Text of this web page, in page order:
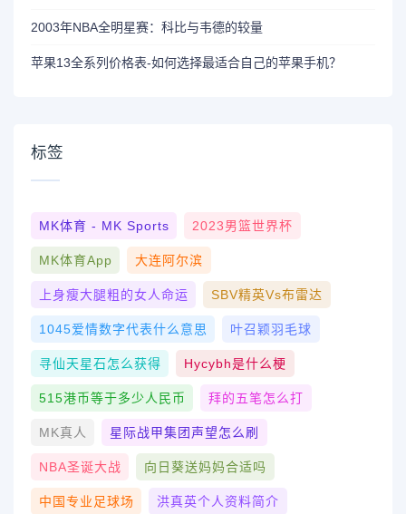
2003年NBA全明星赛：科比与韦德的较量
苹果13全系列价格表-如何选择最适合自己的苹果手机？
标签
MK体育 - MK Sports 2023男篮世界杯
MK体育App 大连阿尔滨
上身瘦大腿粗的女人命运 SBV精英vs布雷达
1045爱情数字代表什么意思 叶召颖羽毛球
寻仙天星石怎么获得 Hycybh是什么梗
515港币等于多少人民币 拜的五笔怎么打
MK真人 星际战甲集团声望怎么刷
NBA圣诞大战 向日葵送妈妈合适吗
中国专业足球场 洪真英个人资料简介